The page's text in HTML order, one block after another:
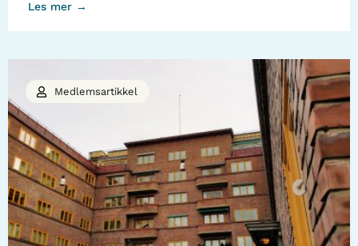
Les mer →
Medlemsartikkel